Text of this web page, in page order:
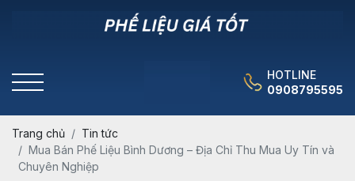
HOTLINE
0908795595
Trang chủ
Tin tức
Mua Bán Phế Liệu Bình Dương – Địa Chỉ Thu Mua Uy Tín và
Chuyên Nghiệp